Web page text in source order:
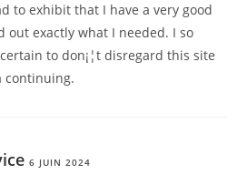
to exhibit that I have a very good
out exactly what I needed. I so
to don¡¦t disregard this site
continuing.
6 JUIN 2024